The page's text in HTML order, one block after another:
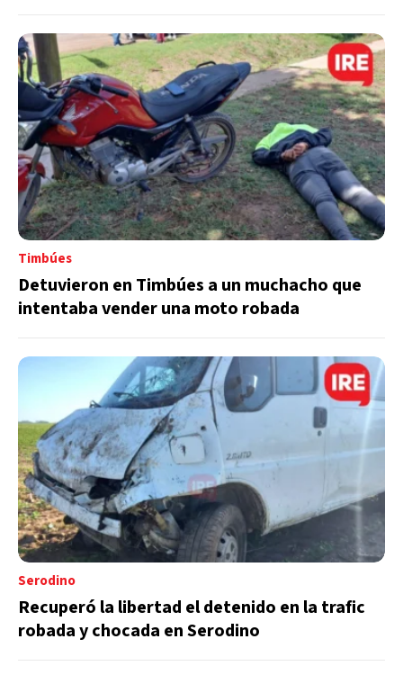
Timbúes
Detuvieron en Timbúes a un muchacho que
intentaba vender una moto robada
Serodino
Recuperó la libertad el detenido en la trafic
robada y chocada en Serodino